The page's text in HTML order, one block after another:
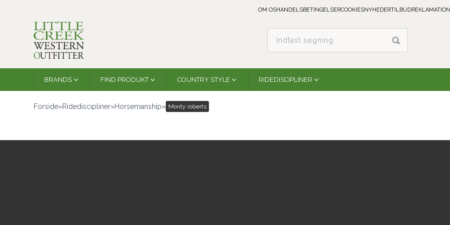
OM OSHANDELSBETINGELSERCOOKIESNYHEDERTILBUD
BRANDS FIND PRODUKT COUNTRY STYLE RIDEDISCIPLINER
Forside»Ridediscipliner»Horsemanship» Monty roberts